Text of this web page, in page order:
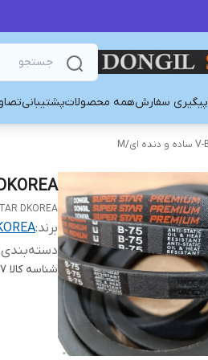
پیگیری سفارشهمه محصولاتپشتیبانی
/
M
DKOREA
برند:
دسته‌بندی
شناسه کالا